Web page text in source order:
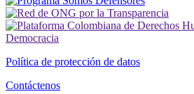
Política de protección de datos
Contáctenos